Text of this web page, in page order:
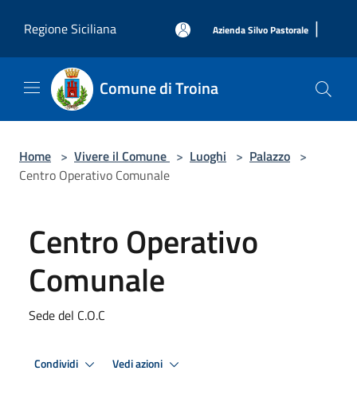
Regione Siciliana
Azienda Silvo Pastorale |
Comune di Troina
Home > Vivere il Comune > Luoghi > Palazzo >
Centro Operativo Comunale
Centro Operativo
Comunale
Sede del C.O.C
Condividi Vedi azioni